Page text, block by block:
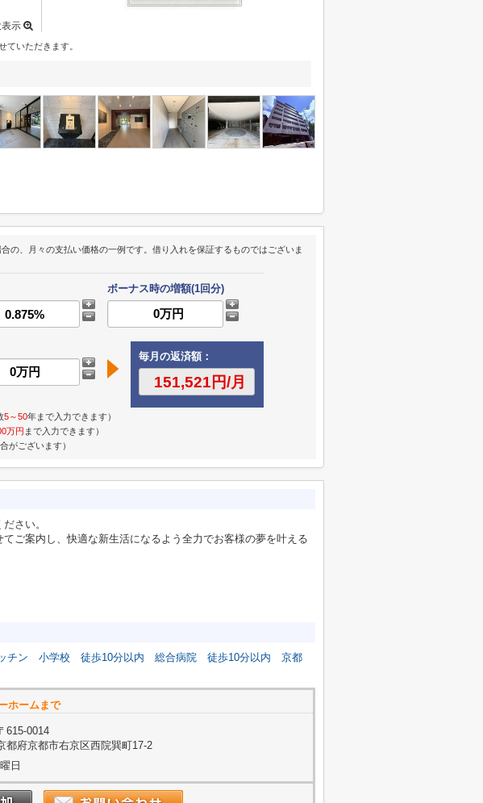
示
いただきます。
の、月々の支払い価格の一例です。借り入れを保証するものではございま
ボーナス時の増額(1回分)
毎月の返済額：
5～50年まで入力できます）
万円 まで入力できます）
がございます）
さい。
ご案内し、快適な新生活になるよう全力でお客様の夢を叶える
チン 小学校 徒歩10分以内 総合病院 徒歩10分以内
京都
ホームまで
615-0014
都府京都市右京区西院巽町17-2
日